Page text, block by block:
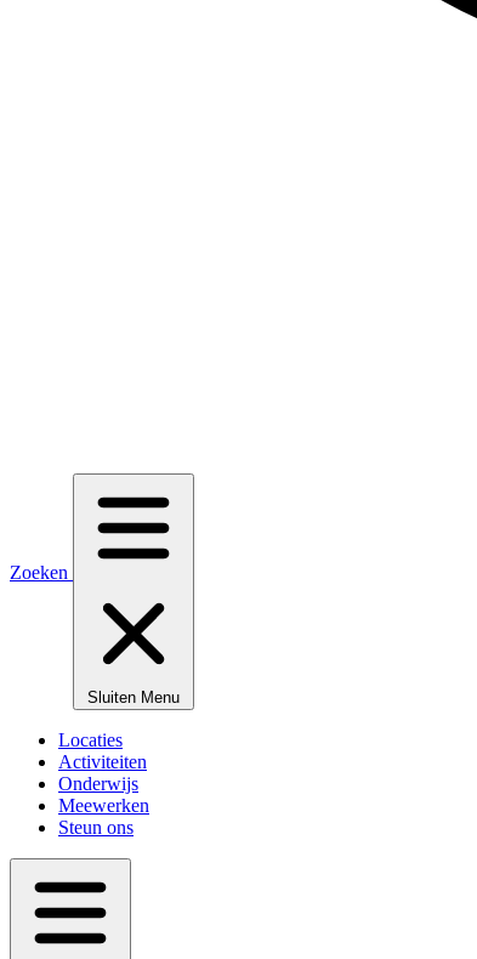
Zoeken
Sluiten Menu
Locaties
Activiteiten
Onderwijs
Meewerken
Steun ons